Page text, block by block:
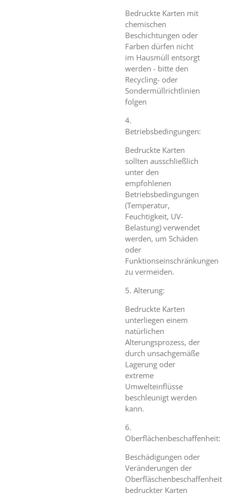
Bedruckte Karten mit
chemischen
Beschichtungen oder
Farben dürfen nicht
im Hausmüll entsorgt
werden - bitte den
Recycling- oder
Sondermüllrichtlinien
folgen
4.
Betriebsbedingungen:
Bedruckte Karten
sollten ausschließlich
unter den
empfohlenen
Betriebsbedingungen
(Temperatur,
Feuchtigkeit, UV-
Belastung) verwendet
werden, um Schäden
oder
Funktionseinschränkungen
zu vermeiden.
5. Alterung:
Bedruckte Karten
unterliegen einem
natürlichen
Alterungsprozess, der
durch unsachgemäße
Lagerung oder
extreme
Umwelteinflüsse
beschleunigt werden
kann.
6.
Oberflächenbeschaffenheit:
Beschädigungen oder
Veränderungen der
Oberfläschenbeschaffenheit
bedruckter Karten